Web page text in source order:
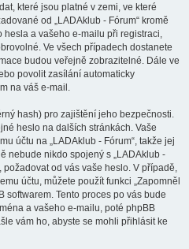
které jsou platné v zemi, ve které
od „LADAklub - Fórum“ kromě
a vašeho e-mailu při registraci,
Ve všech případech dostanete
budou veřejně zobrazitelné. Dále ve
povolit zasílání automaticky
na váš e-mail.
hash) pro zajištění jeho bezpečnosti.
heslo na dalších stránkách. Vaše
účtu na „LADAklub - Fórum“, takže jej
nebude nikdo spojený s „LADAklub -
požadovat od vás vaše heslo. V případě,
účtu, můžete použít funkci „Zapomněl
softwarem. Tento proces po vás bude
a vašeho e-mailu, poté phpBB
vám ho, abyste se mohli přihlásit ke